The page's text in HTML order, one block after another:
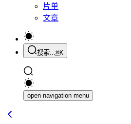
片单
文章
搜索...⌘K
open navigation menu